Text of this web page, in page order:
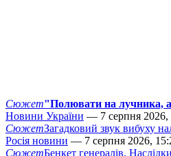
Сюжет"Полювати на лучника, а
Новини України — 7 серпня 2026,
СюжетЗагадковий звук вибуху
Росія новини — 7 серпня 2026,
СюжетБенкет генералів.